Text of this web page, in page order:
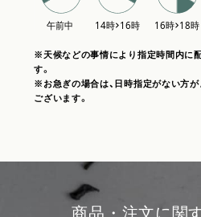
※天候などの事情により指定時間内に
す。
※お急ぎの場合は、日時指定がない方
ございます。
商品・注文に関